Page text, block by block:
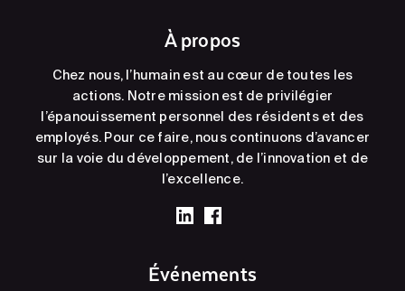
À propos
Chez nous, l’humain est au cœur de toutes les
actions. Notre mission est de privilégier
l’épanouissement personnel des résidents et des
employés. Pour ce faire, nous continuons d’avancer
sur la voie du développement, de l’innovation et de
l’excellence.
Événements